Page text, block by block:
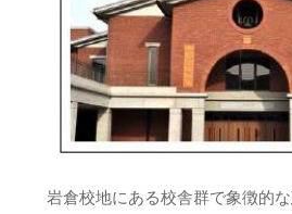
岩倉校地にある校舎群で象徴的